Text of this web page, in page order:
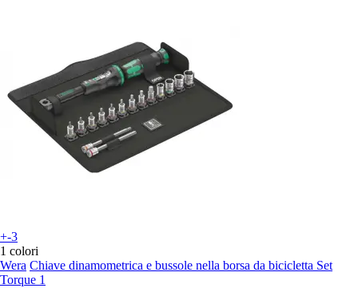
+-3
1 colori
Wera Chiave dinamometrica e bussole nella borsa da bicicletta Set
Torque 1